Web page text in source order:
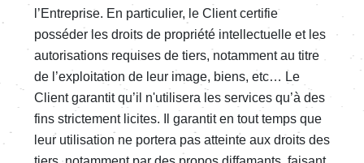
l’Entreprise. En particulier, le Client certifie
posséder les droits de propriété intellectuelle et les
autorisations requises de tiers, notamment au titre
de l’exploitation de leur image, biens, etc… Le
Client garantit qu’il n'utilisera les services qu’à des
fins strictement licites. Il garantit en tout temps que
leur utilisation ne portera pas atteinte aux droits des